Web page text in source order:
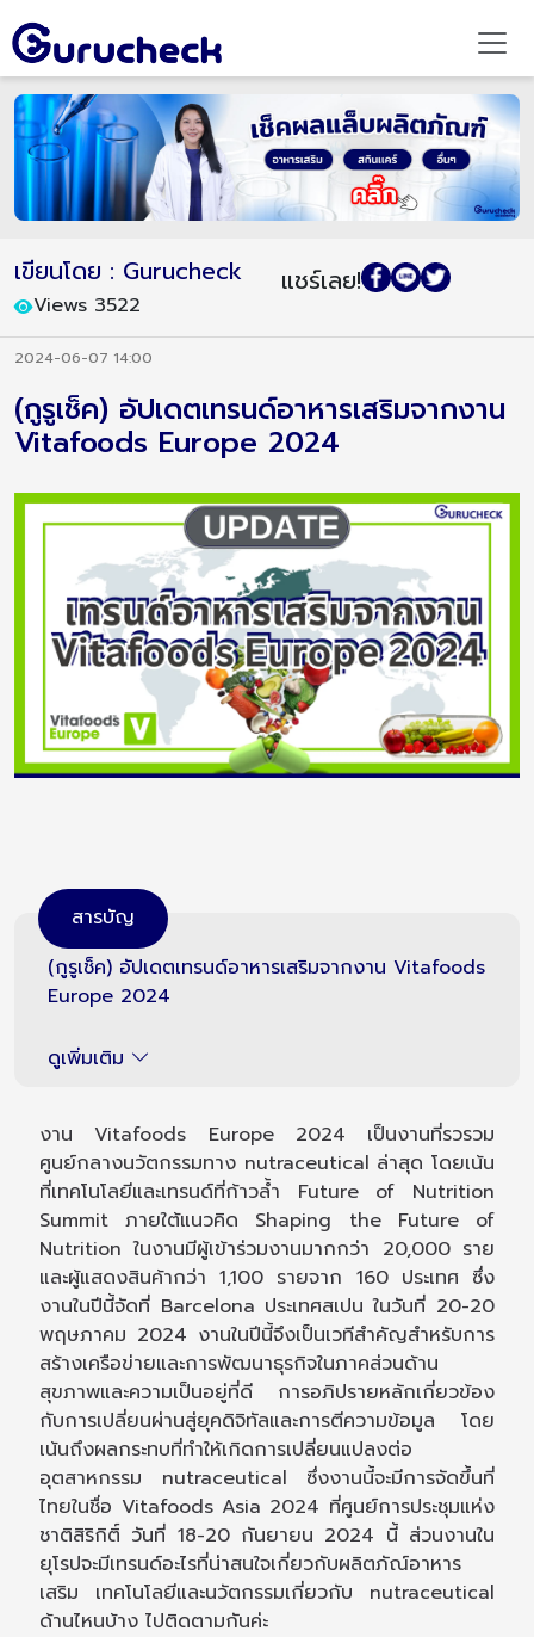
เขียนโดย : Gurucheck
Views 3522
แชร์เลย!
2024-06-07 14:00
(กูรูเช็ค) อัปเดตเทรนด์อาหารเสริมจากงาน
Vitafoods Europe 2024
สารบัญ
(กูรูเช็ค) อัปเดตเทรนด์อาหารเสริมจากงาน Vitafoods
Europe 2024
ดูเพิ่มเติม
งาน Vitafoods Europe 2024 เป็นงานที่รวรวม
ศูนย์กลางนวัตกรรมทาง nutraceutical ล่าสุด โดยเน้น
ที่เทคโนโลยีและเทรนด์ที่ก้าวล้ำ Future of Nutrition
Summit ภายใต้แนวคิด Shaping the Future of
Nutrition ในงานมีผู้เข้าร่วมงานมากกว่า 20,000 ราย
และผู้แสดงสินค้ากว่า 1,100 รายจาก 160 ประเทศ ซึ่ง
งานในปีนี้จัดที่ Barcelona ประเทศสเปน ในวันที่ 20-20
พฤษภาคม 2024 งานในปีนี้จึงเป็นเวทีสำคัญสำหรับการ
สร้างเครือข่ายและการพัฒนาธุรกิจในภาคส่วนด้าน
สุขภาพและความเป็นอยู่ที่ดี การอภิปรายหลักเกี่ยวข้อง
กับการเปลี่ยนผ่านสู่ยุคดิจิทัลและการตีความข้อมูล โดย
เน้นถึงผลกระทบที่ทำให้เกิดการเปลี่ยนแปลงต่อ
อุตสาหกรรม nutraceutical ซึ่งงานนี้จะมีการจัดขึ้นที่
ไทยในชื่อ Vitafoods Asia 2024 ที่ศูนย์การประชุมแห่ง
ชาติสิริกิติ์ วันที่ 18-20 กันยายน 2024 นี้ ส่วนงานใน
ยุโรปจะมีเทรนด์อะไรที่น่าสนใจเกี่ยวกับผลิตภัณ์อาหาร
เสริม เทคโนโลยีและนวัตกรรมเกี่ยวกับ nutraceutical
ด้านไหนบ้าง ไปติดตามกันค่ะ